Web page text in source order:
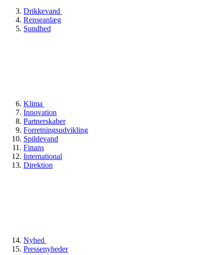
Drikkevand
Renseanlæg
Sundhed
Klima
Innovation
Partnerskaber
Forretningsudvikling
Spildevand
Finans
International
Direktion
Nyhed
Pressenyheder